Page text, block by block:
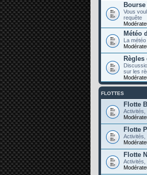
Vous
requête
Météo
La
Règles
sur les
FLOTTES
Flotte
Activités,
Flotte
Activités,
Flotte
Activités,